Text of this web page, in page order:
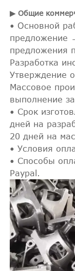
▶ Общие
• Основной
предложение
предложения
Разработка
Утверждение
Массовое
выполнение
• Срок
дней на
20 дней на
• Условия
• Способы
Paypal.